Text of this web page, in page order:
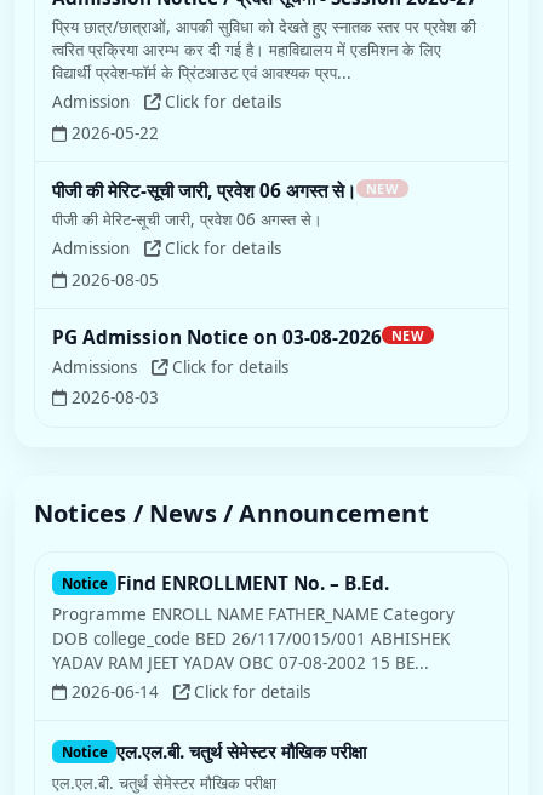
प्रिय छात्र/छात्राओं, आपकी सुविधा को देखते हुए स्नातक स्तर पर प्रवेश की
त्वरित प्रक्रिया आरम्भ कर दी गई है। महाविद्यालय में एडमिशन के लिए
विद्यार्थी प्रवेश-फॉर्म के प्रिंटआउट एवं आवश्यक प्रप...
Admission
Click for details
पीजी की मेरिट-सूची जारी, प्रवेश 06 अगस्त से।
पीजी की मेरिट-सूची जारी, प्रवेश 06 अगस्त से।
Click for details
PG Admission Notice on 03-08-2026
Notices / News / Announcement
Notice Find ENROLLMENT No. – B.Ed.
Programme ENROLL NAME FATHER_NAME Category
DOB college_code BED 26/117/0015/001 ABHISHEK
YADAV RAM JEET YADAV OBC 07-08-2002 15 BE...
2026-06-14
Click for details
Notice एल.एल.बी. चतुर्थ सेमेस्टर मौखिक परीक्षा
एल.एल.बी. चतुर्थ सेमेस्टर मौखिक परीक्षा